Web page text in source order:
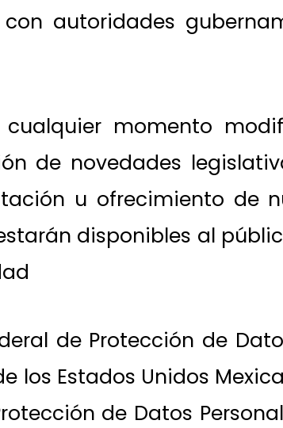
autoridades
momento
de novedades
u ofrecimiento de
disponibles al
de Protección de
los Estados Unidos
de Datos